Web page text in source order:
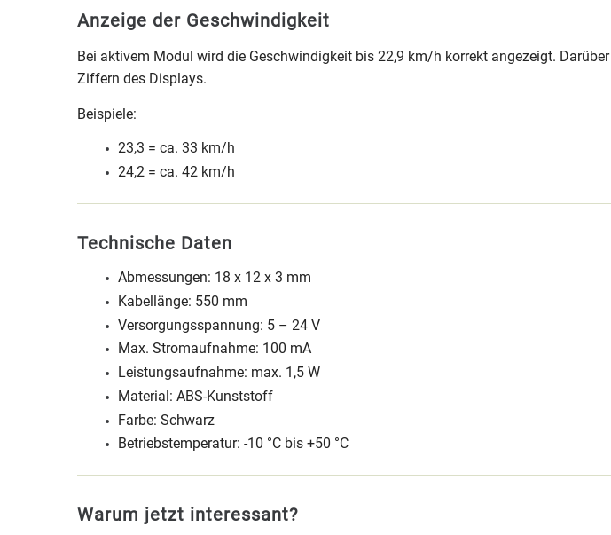
Anzeige der Geschwindigkeit
Bei aktivem Modul wird die Geschwindigkeit bis 22,9 km/h korrekt angezeigt.
Ziffern des Displays.
Beispiele:
23,3 = ca. 33 km/h
24,2 = ca. 42 km/h
Technische Daten
Abmessungen: 18 x 12 x 3 mm
Kabellänge: 550 mm
Versorgungsspannung: 5 – 24 V
Max. Stromaufnahme: 100 mA
Leistungsaufnahme: max. 1,5 W
Material: ABS-Kunststoff
Farbe: Schwarz
Betriebstemperatur: -10 °C bis +50 °C
Warum jetzt interessant?